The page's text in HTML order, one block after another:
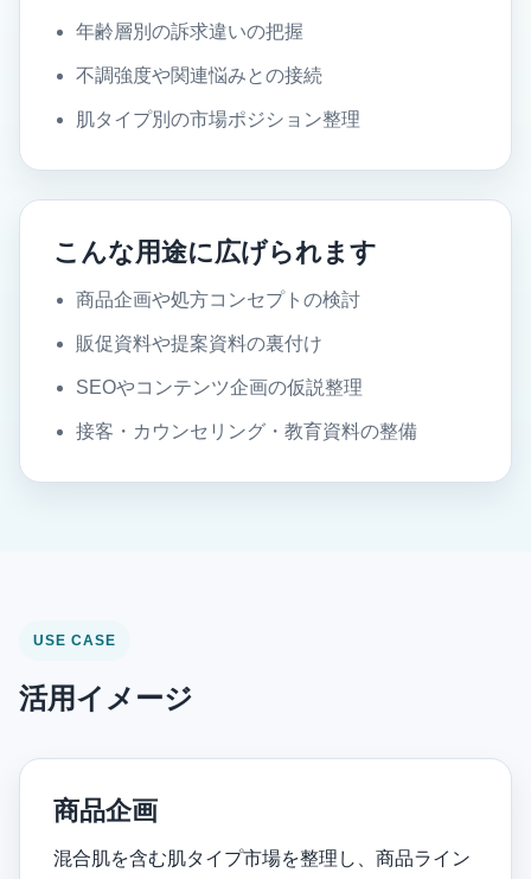
年齢層別の訴求違いの把握
不調強度や関連悩みとの接続
肌タイプ別の市場ポジション整理
こんな用途に広げられます
商品企画や処方コンセプトの検討
販促資料や提案資料の裏付け
SEOやコンテンツ企画の仮説整理
接客・カウンセリング・教育資料の整備
USE CASE
活用イメージ
商品企画
混合肌を含む肌タイプ市場を整理し、商品ライン